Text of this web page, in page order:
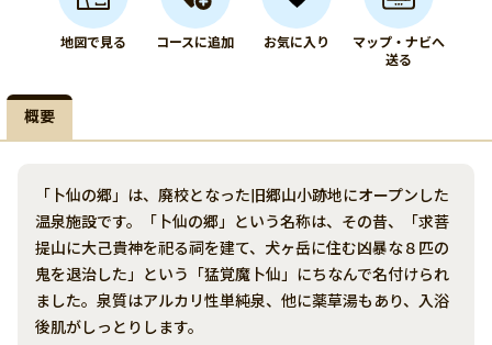
地図で見る コースに追加 お気に入り
マップ・ナビへ
送る
概要
「卜仙の郷」は、廃校となった旧郷山小跡地にオープンした
温泉施設です。「卜仙の郷」という名称は、その昔、「求菩
提山に大己貴神を祀る祠を建て、犬ヶ岳に住む凶暴な８匹の
鬼を退治した」という「猛覚魔卜仙」にちなんで名付けられ
ました。泉質はアルカリ性単純泉、他に薬草湯もあり、入浴
後肌がしっとりします。